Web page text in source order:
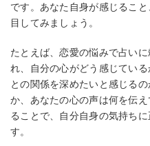
です。あなた自身が感じるこ
目してみましょう。
たとえば、恋愛の悩みで占い
れ、自分の心がどう感じてい
との関係を深めたいと感じる
か、あなたの心の声は何を伝
ることで、自分自身の気持ち
す。